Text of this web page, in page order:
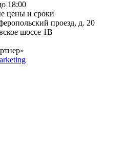
18:00
цены и сроки
проезд, д. 20
шоссе 1В